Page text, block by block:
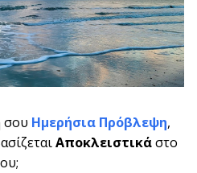
σου Ημερήσια Πρόβλεψη,
Αποκλειστικάστο